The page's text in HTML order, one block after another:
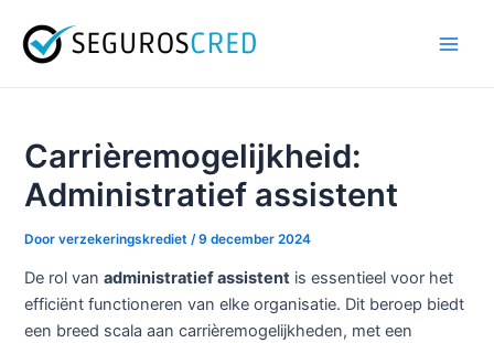
naar
Carrièremogelijkheid:
Administratief assistent
Doorverzekeringskrediet /9 december 2024
De rol vanadministratief assistent is essentieel voor het
efficiënt functioneren van elke organisatie. Dit beroep biedt
een breed scala aan carrièremogelijkheden, met een
navigatie